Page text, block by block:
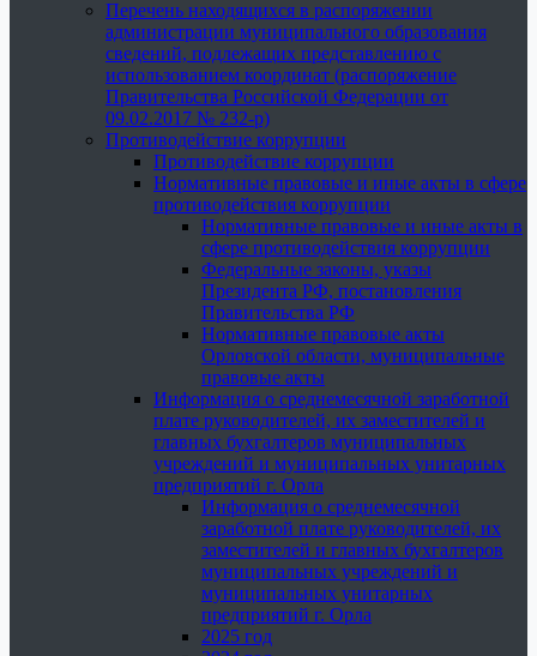
Перечень находящихся в распоряжении
администрации муниципального образования
сведений, подлежащих представлению с
использованием координат (распоряжение
Правительства Российской Федерации от
09.02.2017 № 232-р)
Противодействие коррупции
Противодействие коррупции
Нормативные правовые и иные акты в сфере
противодействия коррупции
Нормативные правовые и иные акты в
сфере противодействия коррупции
Федеральные законы, указы
Президента РФ, постановления
Правительства РФ
Нормативные правовые акты
Орловской области, муниципальные
правовые акты
Информация о среднемесячной заработной
плате руководителей, их заместителей и
главных бухгалтеров муниципальных
учреждений и муниципальных унитарных
предприятий г. Орла
Информация о среднемесячной
заработной плате руководителей, их
заместителей и главных бухгалтеров
муниципальных учреждений и
муниципальных унитарных
предприятий г. Орла
2025 год